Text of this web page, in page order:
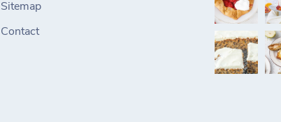
Sitemap
Contact